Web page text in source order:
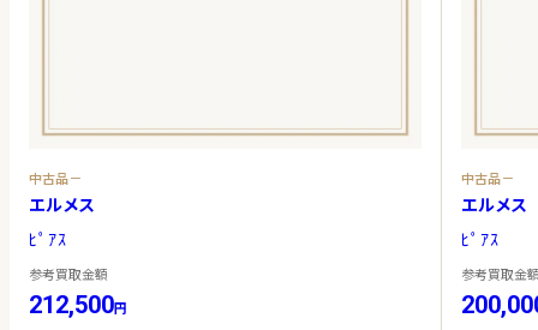
中古品－
エルメス
ﾋﾟｱｽ
参考買取金額
212,500円
中古品－
エルメス
ﾋﾟｱｽ
参考買取金